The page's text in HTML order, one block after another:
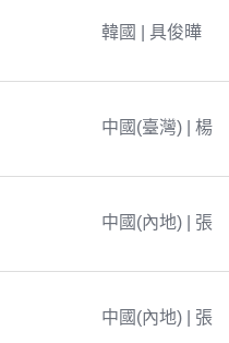
韓國 | 具俊曄
中國(臺灣) | 楊
中國(內地) | 張
中國(內地) | 張